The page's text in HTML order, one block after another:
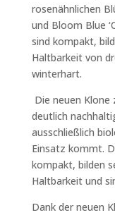
rosenähnlichen
und Bloom Blue
sind kompakt,
Haltbarkeit von
winterhart.
Die neuen Klone
deutlich
ausschließlich
Einsatz kommt.
kompakt, bilden
Haltbarkeit und
Dank der neuen